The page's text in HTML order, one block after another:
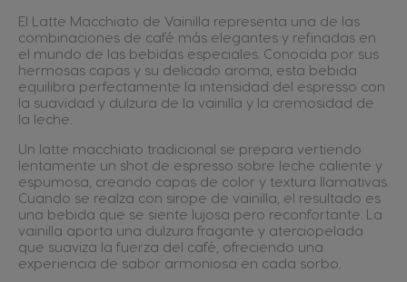
El Latte Macchiato de Vainilla representa una de las
combinaciones de café más elegantes y refinadas en
el mundo de las bebidas especiales. Conocida por sus
hermosas capas y su delicado aroma, esta bebida
equilibra perfectamente la intensidad del espresso con
la suavidad y dulzura de la vainilla y la cremosidad de
la leche.
Un latte macchiato tradicional se prepara vertiendo
lentamente un shot de espresso sobre leche caliente y
espumosa, creando capas de color y textura llamativas.
Cuando se realza con sirope de vainilla, el resultado es
una bebida que se siente lujosa pero reconfortante. La
vainilla aporta una dulzura fragante y aterciopelada
que suaviza la fuerza del café, ofreciendo una
experiencia de sabor armoniosa en cada sorbo.